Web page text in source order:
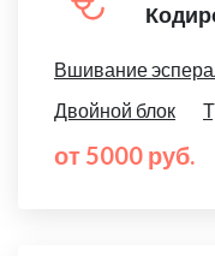
Вшивание
Двойной блок
от 5000 руб.